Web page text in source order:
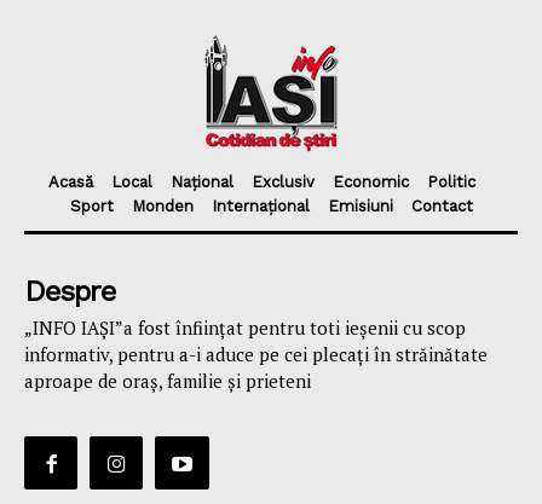
Acasă Local Național Exclusiv Economic
Politic
Sport
Monden Internațional Emisiuni Contact
Despre
„INFO IAȘI”a fost înfiinţat pentru toti ieşenii cu scop
informativ, pentru a-i aduce pe cei plecaţi în străinătate
aproape de oraş, familie și prieteni